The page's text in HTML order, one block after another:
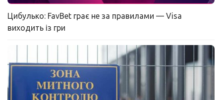
Цибулько: FavBet грає не за правилами — Visa
виходить із гри